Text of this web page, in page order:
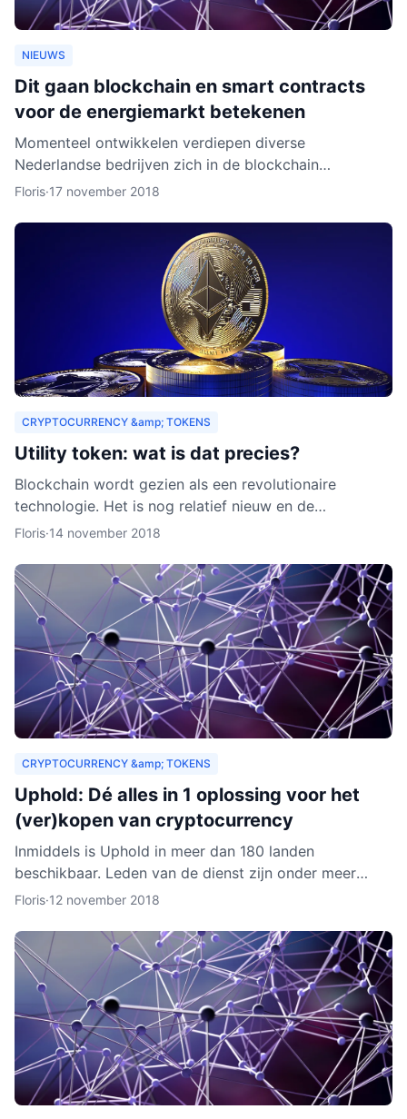
NIEUWS
Dit gaan blockchain en smart contracts
voor de energiemarkt betekenen
Momenteel ontwikkelen verdiepen diverse
Nederlandse bedrijven zich in de blockchain
technologie. Enkele daarvan, zoals BlockLab uit
Floris·17 november 2018
CRYPTOCURRENCY &amp; TOKENS
Utility token: wat is dat precies?
Blockchain wordt gezien als een revolutionaire
technologie. Het is nog relatief nieuw en de
verwachting is dat het zich de komende jaren verder
Floris·14 november 2018
CRYPTOCURRENCY &amp; TOKENS
Uphold: Dé alles in 1 oplossing voor het
(ver)kopen van cryptocurrency
Inmiddels is Uphold in meer dan 180 landen
beschikbaar. Leden van de dienst zijn onder meer
bedrijven, ontwikkelaars, particulieren, ngo’s en non-
Floris·12 november 2018